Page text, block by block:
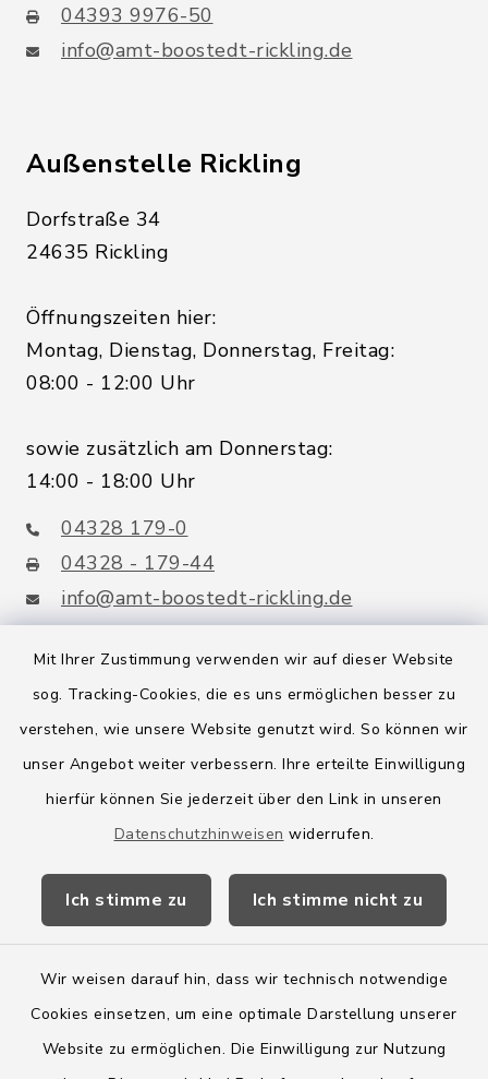
Mit Ihrer Zustimmung verwenden wir auf dieser Website
sog. Tracking-Cookies, die es uns ermöglichen besser zu
verstehen, wie unsere Website genutzt wird. So können wir
unser Angebot weiter verbessern. Ihre erteilte Einwilligung
hierfür können Sie jederzeit über den Link in unseren
Datenschutzhinweisen widerrufen.
Ich stimme zu Ich stimme nicht zu
Wir weisen darauf hin, dass wir technisch notwendige
Cookies einsetzen, um eine optimale Darstellung unserer
Website zu ermöglichen. Die Einwilligung zur Nutzung
04393 9976-50
info@amt-boostedt-rickling.de
Außenstelle Rickling
Dorfstraße 34
24635 Rickling
Öffnungszeiten hier:
Montag, Dienstag, Donnerstag, Freitag:
08:00 - 12:00 Uhr
sowie zusätzlich am Donnerstag:
14:00 - 18:00 Uhr
04328 179-0
04328 - 179-44
info@amt-boostedt-rickling.de
Quicklinks
Amt Boostedt-Rickling
Amtsbroschüre
Wege-Zweckverband